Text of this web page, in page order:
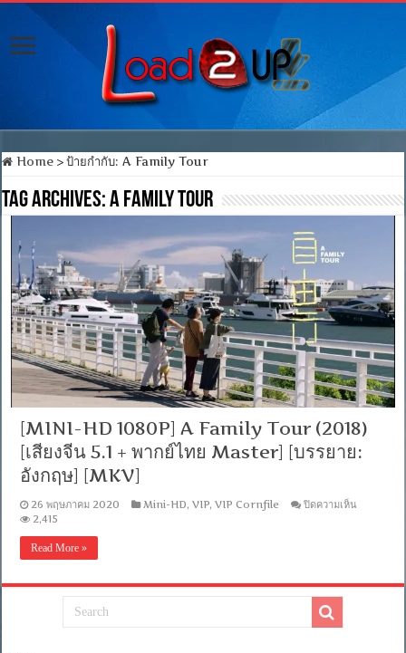
Home > ป้ายกำกับ:A Family Tour
Tag Archives:A Family Tour
[MINI-HD 1080P] A Family Tour (2018)
[เสียงจีน 5.1 + พากย์ไทย Master] [บรรยาย:
อังกฤษ] [MKV]
26 พฤษภาคม 2020 Mini-HD,VIP,VIP Cornfile ปิดความเห็น
Tour
2,415
Read More »